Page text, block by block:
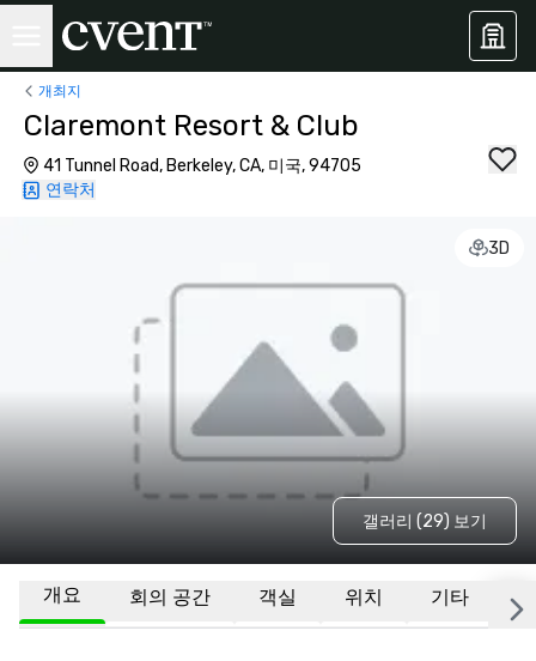
개최지
Claremont Resort & Club
41 Tunnel Road, Berkeley, CA, 미국, 94705
연락처
3D
갤러리 (29) 보기
개요 회의 공간 객실 위치 기타